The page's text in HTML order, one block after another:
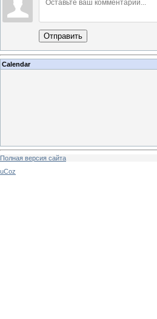
Отправить
Calendar
Полная версия сайта
uCoz